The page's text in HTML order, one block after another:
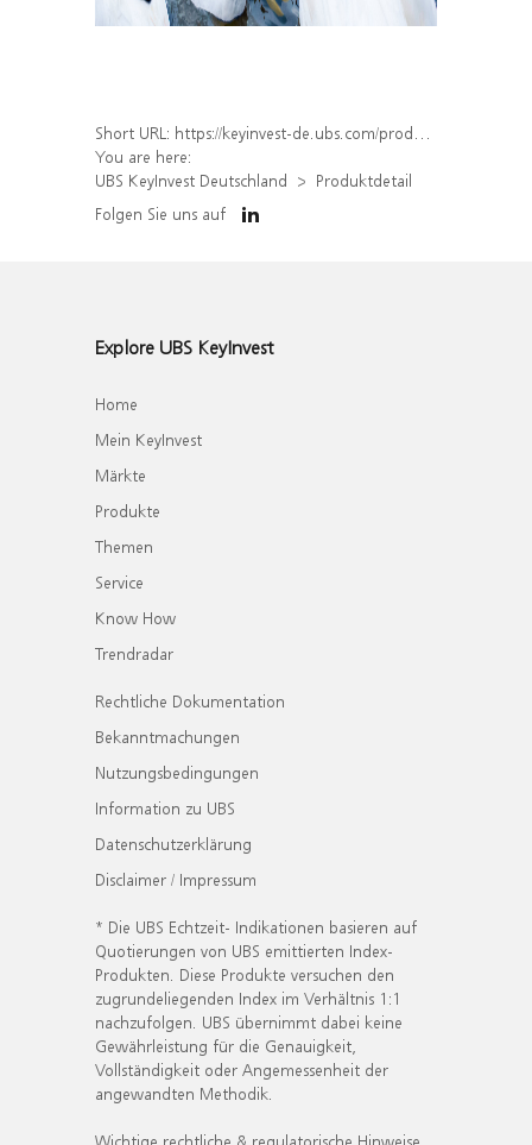
Short URL: https://keyinvest-de.ubs.com/produkt/detail/index/isin/DE000WA7L3X4
You are here:
UBS KeyInvest Deutschland
Produktdetail
Folgen Sie uns auf
Explore UBS KeyInvest
Home
Mein KeyInvest
Märkte
Produkte
Themen
Service
Know How
Trendradar
Rechtliche Dokumentation
Bekanntmachungen
Nutzungsbedingungen
Information zu UBS
Datenschutzerklärung
Disclaimer / Impressum
* Die UBS Echtzeit- Indikationen basieren auf
Quotierungen von UBS emittierten Index-
Produkten. Diese Produkte versuchen den
zugrundeliegenden Index im Verhältnis 1:1
nachzufolgen. UBS übernimmt dabei keine
Gewährleistung für die Genauigkeit,
Vollständigkeit oder Angemessenheit der
angewandten Methodik.